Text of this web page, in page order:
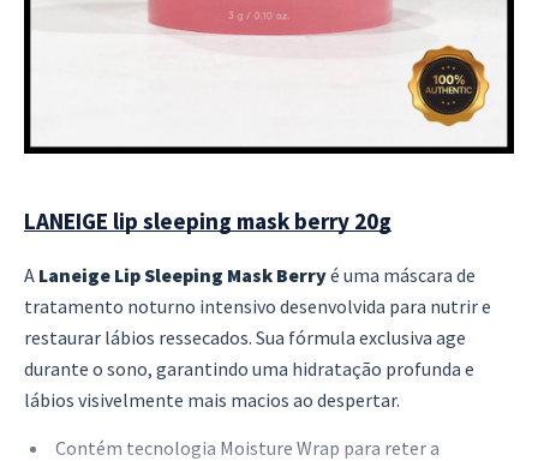
LANEIGE lip sleeping mask berry 20g
A Laneige Lip Sleeping Mask Berryé uma máscara de
tratamento noturno intensivo desenvolvida para nutrir e
restaurar lábios ressecados. Sua fórmula exclusiva age
durante o sono, garantindo uma hidratação profunda e
lábios visivelmente mais macios ao despertar.
Contém tecnologia Moisture Wrap para reter a